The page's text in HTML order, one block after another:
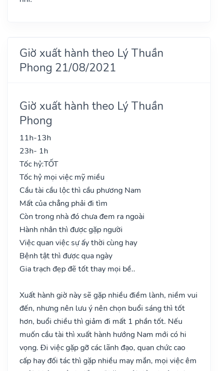
Giờ xuất hành theo Lý Thuần
Phong 21/08/2021
Giờ xuất hành theo Lý Thuần
Phong
11h-13h
23h- 1h
Tốc hỷ:TỐT
Tốc hỷ mọi việc mỹ miều
Cầu tài cầu lộc thì cầu phương Nam
Mất của chẳng phải đi tìm
Còn trong nhà đó chưa đem ra ngoài
Hành nhân thì được gặp người
Việc quan việc sự ấy thời cùng hay
Bệnh tật thì được qua ngày
Gia trạch đẹp đẽ tốt thay mọi bề..
Xuất hành giờ này sẽ gặp nhiều điềm lành, niềm vui
đến, nhưng nên lưu ý nên chọn buổi sáng thì tốt
hơn, buổi chiều thì giảm đi mất 1 phần tốt. Nếu
muốn cầu tài thì xuất hành hướng Nam mới có hi
vọng. Đi việc gặp gỡ các lãnh đạo, quan chức cao
cấp hay đối tác thì gặp nhiều may mắn, mọi việc êm